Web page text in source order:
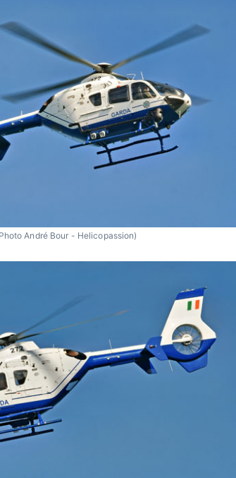
André Bour - Helicopassion)